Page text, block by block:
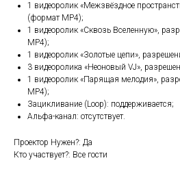
1 видеоролик «Межзвёздное
(формат MP4);
1 видеоролик «Сквозь Вселенную»,
MP4);
1 видеоролик «Золотые цепи»,
3 видеоролика «Неоновый VJ»,
1 видеоролик «Парящая мелодия»,
MP4);
Зацикливание (Loop): поддерживается;
Альфа-канал: отсутствует.
Проектор Нужен?: Да
Кто участвует?: Все гости